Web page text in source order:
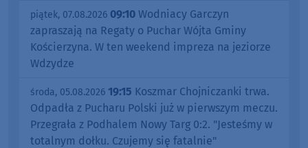
piątek, 07.08.2026 09:10 Wodniacy Garczyn
zapraszają na Regaty o Puchar Wójta Gminy
Kościerzyna. W ten weekend impreza na jeziorze
Wdzydze
środa, 05.08.2026 19:15 Koszmar Chojniczanki trwa.
Odpadła z Pucharu Polski już w pierwszym meczu.
Przegrała z Podhalem Nowy Targ 0:2. "Jesteśmy w
totalnym dołku. Czujemy się fatalnie"